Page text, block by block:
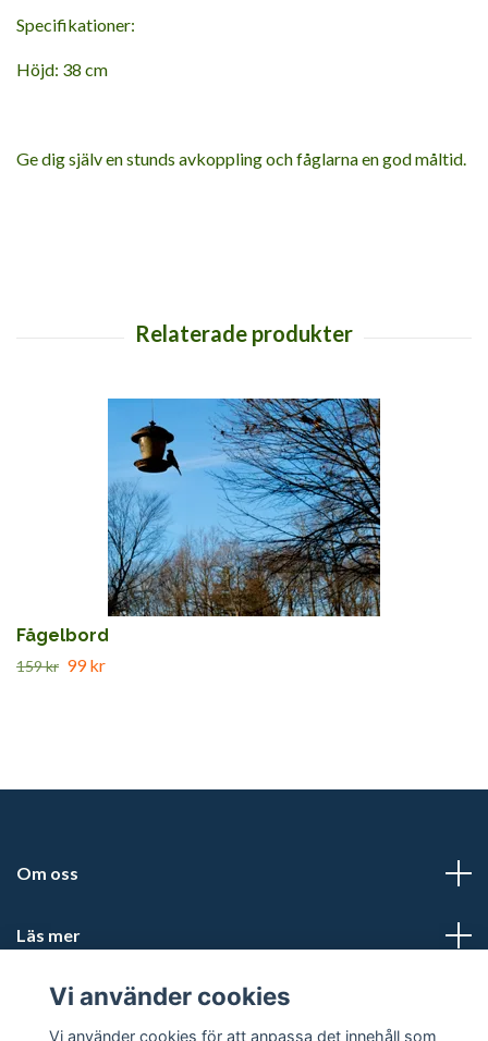
Specifikationer:
Höjd: 38 cm
Ge dig själv en stunds avkoppling och fåglarna en god måltid.
Fågelbord
159 kr 99 kr
Om oss
Läs mer
Sociala medier
Vi använder cookies
Vi använder cookies för att anpassa det innehåll som